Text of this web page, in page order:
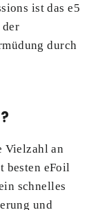
ist das e5
der
durch
Vielzahl an
besten eFoil
schnelles
und